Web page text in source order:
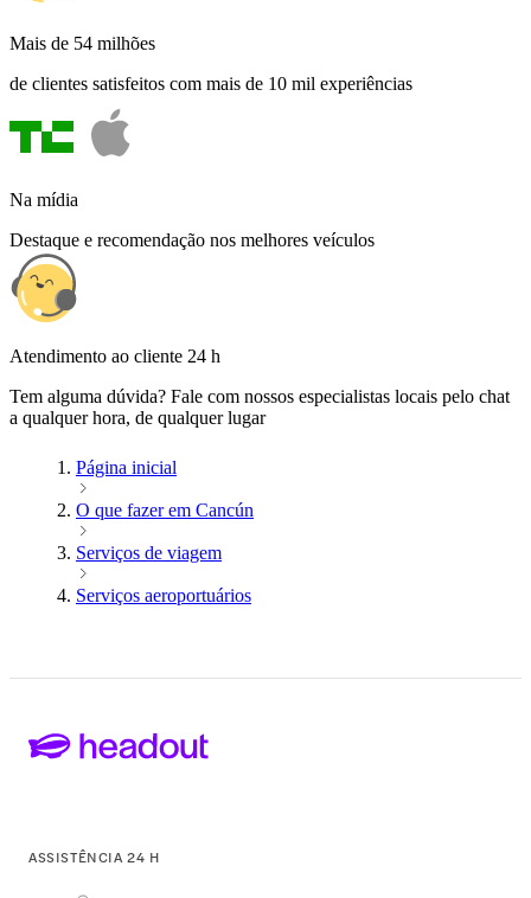
Mais de 54 milhões
de clientes satisfeitos com mais de 10 mil experiências
Na mídia
Destaque e recomendação nos melhores veículos
Atendimento ao cliente 24 h
Tem alguma dúvida? Fale com nossos especialistas locais pelo chat
a qualquer hora, de qualquer lugar
Página inicial
O que fazer em Cancún
Serviços de viagem
Serviços aeroportuários
ASSISTÊNCIA 24 H